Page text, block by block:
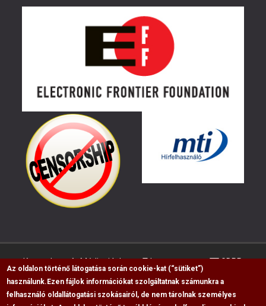
Kapcsolat Médiaajánlat Impresszum GDPR
RSS
Az oldalon történő látogatása során cookie-kat (“sütiket”)
használunk. Ezen fájlok információkat szolgáltatnak számunkra a
felhasználó oldallátogatási szokásairól, de nem tárolnak személyes